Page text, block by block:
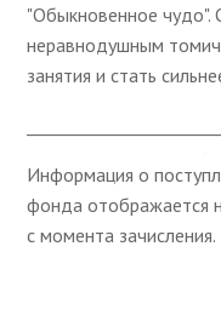
"Обыкновенное чудо".
неравнодушным
занятия и стать
Информация о
фонда отображается
с момента зачисления.